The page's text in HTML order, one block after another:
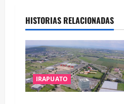
HISTORIAS RELACIONADAS
IRAPUATO